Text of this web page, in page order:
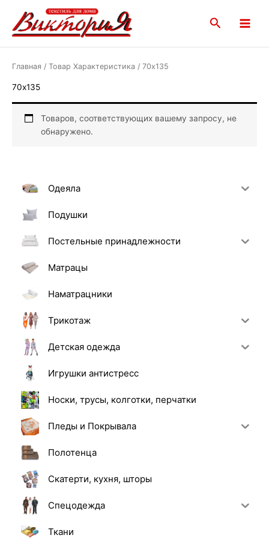
содержимому
Поиск
Menu
Одеяла
Подушки
Постельные принадлежности
Матрацы
Наматрацники
Трикотаж
Детская одежда
Игрушки антистресс
Носки, трусы, колготки, перчатки
Пледы и Покрывала
Полотенца
Скатерти, кухня, шторы
Спецодежда
Ткани
Главная / Товар Характеристика / 70х135
70х135
Товаров, соответствующих вашему запросу, не
обнаружено.